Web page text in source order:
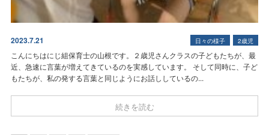
2023.7.21 2歳児
日々の様子
こんにちはにじ組保育士の山根です。２歳児さんクラスの子どもたちが、最
近、急速に言葉が増えてきているのを実感しています。 そして同時に、子ど
もたちが、私の発する言葉と同じようにお話ししているの...
続きを読む